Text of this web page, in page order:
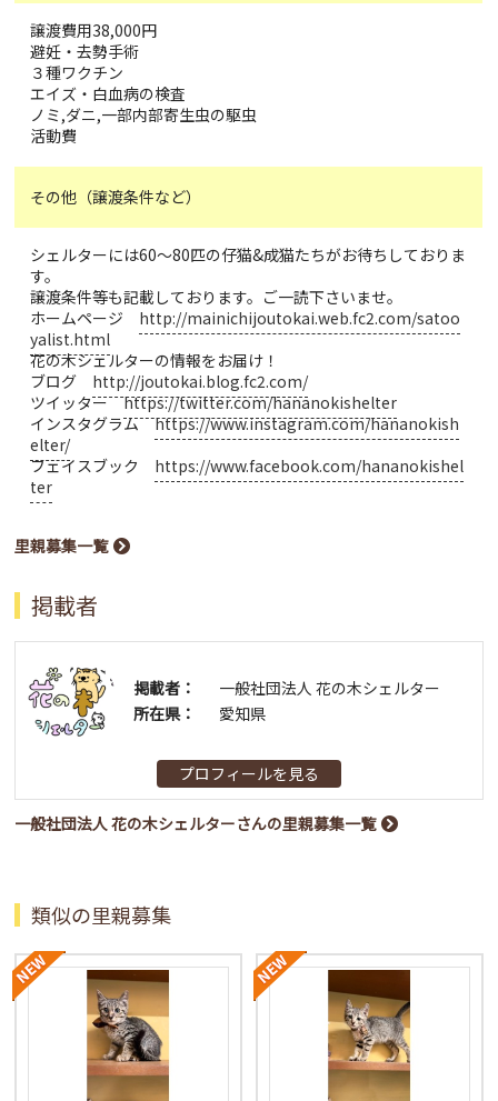
譲渡費用38,000円
避妊・去勢手術
３種ワクチン
エイズ・白血病の検査
ノミ,ダニ,一部内部寄生虫の駆虫
活動費
その他（譲渡条件など）
シェルターには60〜80匹の仔猫&成猫たちがお待ちしておりま
す。
譲渡条件等も記載しております。ご一読下さいませ。
ホームページ http://mainichijoutokai.web.fc2.com/satoo
yalist.html
花の木シェルターの情報をお届け！
ブログ http://joutokai.blog.fc2.com/
ツイッターhttps://twitter.com/hananokishelter
インスタグラムhttps://www.instagram.com/hananokish
elter/
フェイスブック https://www.facebook.com/hananokishel
ter
里親募集一覧
掲載者
掲載者：
一般社団法人 花の木シェルター
所在県：
愛知県
プロフィールを見る
一般社団法人 花の木シェルターさんの里親募集一覧
類似の里親募集